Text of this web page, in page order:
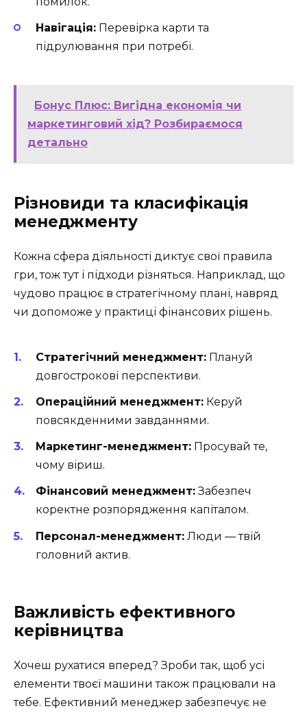
Навігація: Перевірка карти та
підрулювання при потребі.
Бонус Плюс: Вигідна економія чи
маркетинговий хід? Розбираємося
детально
Різновиди та класифікація
менеджменту
Кожна сфера діяльності диктує свої правила
гри, тож тут і підходи різняться. Наприклад, що
чудово працює в стратегічному плані, навряд
чи допоможе у практиці фінансових рішень.
Стратегічний менеджмент: Плануй
довгострокові перспективи.
Операційний менеджмент: Керуй
повсякденними завданнями.
Маркетинг-менеджмент: Просувай те,
чому віриш.
Фінансовий менеджмент:Забезпеч
коректне розпорядження капіталом.
Персонал-менеджмент: Люди — твій
головний актив.
Важливість ефективного
керівництва
Хочеш рухатися вперед? Зроби так, щоб усі
елементи твоєї машини також працювали на
тебе. Ефективний менеджер забезпечує не